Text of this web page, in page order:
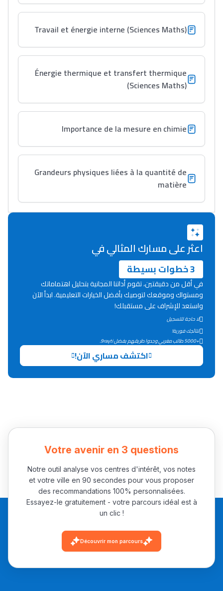
التعليم الثانوي الإعدادي
Post-Bac
+ de 78 Sujets
+ de 89 Interviews/Vidéos
دليل المهن
ما يزيد عن 149 مهنة
دليل التوجيه
التوجيه بالثانوي و الإعدادي
أمسكين بنات مسارها
خطوة بخطوة - مترجم
القراية و الخدمة فمجال
تقويم البصر مع المختصّة
مريم الزواكي
المبدع فمجال الديكور و
النحت اللي كيحلم يحيي
أكادير أوفلا
Travail et énergie interne (Sciences Maths)
Énergie thermique et transfert thermique
(Sciences Maths)
Importance de la mesure en chimie
Grandeurs physiques liées à la quantité de
matière
اعثر على مسارك المثالي في
3 خطوات بسيطة
في أقل من دقيقتين، تقوم أداتنا المجانية بتحليل اهتماماتك
ومستواك وموقعك لتوصيك بأفضل الخيارات التعليمية. ابدأ الآن
واستعد للإشراف على مستقبلك!
لا حاجة للتسجيل
نتائجك فورية!
+5000 طالب مغربي وجدوا طريقهم بفضل 9rayti.
اكتشف مساري الآن!
Votre avenir en 3 questions
Notre outil analyse vos centres d'intérêt, vos notes
et votre ville en 90 secondes pour vous proposer
des recommandations 100% personnalisées.
Essayez-le gratuitement - votre parcours idéal est à
un clic !
Découvrir mon parcours